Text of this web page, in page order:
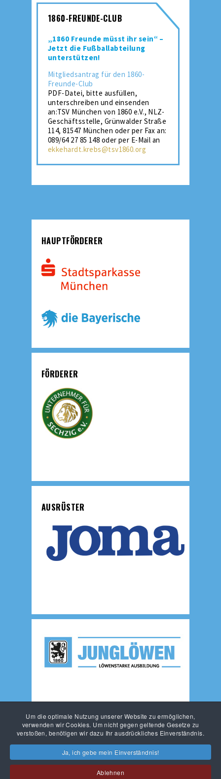
Um die optimale Nutzung unserer Website zu ermöglichen,
verwenden wir Cookies. Um nicht gegen geltende Gesetze zu
verstoßen, benötigen wir dazu Ihr ausdrückliches Einverständnis.
Ja, ich gebe mein Einverständnis!
Ablehnen
1860-FREUNDE-CLUB
„1860 Freunde müsst ihr sein“ –
Jetzt die Fußballabteilung
unterstützen!
Mitgliedsantrag für den 1860-
Freunde-Club
PDF-Datei, bitte ausfüllen,
unterschreiben und einsenden
an:TSV München von 1860 e.V., NLZ-
Geschäftsstelle, Grünwalder Straße
114, 81547 München oder per Fax an:
089/64 27 85 148 oder per E-Mail an
ekkehardt.krebs@tsv1860.org
HAUPTFÖRDERER
FÖRDERER
AUSRÜSTER